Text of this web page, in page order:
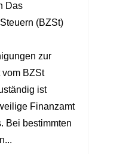
Das
(BZSt)
zur
vom BZSt
ist
Finanzamt
Bei bestimmten